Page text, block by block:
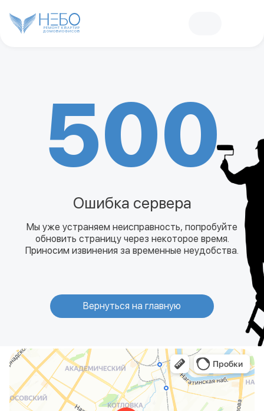
РЕМОНТ КВАРТИР
ДОМОВИОФИСОВ
500
Ошибка сервера
Мы уже устраняем неисправность, попробуйте
обновить страницу через некоторое время.
Приносим извинения за временные неудобства.
Вернуться на главную